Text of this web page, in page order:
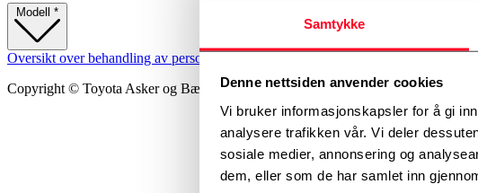
Samtykke
Denne nettsiden anvender cookies
Vi bruker informasjonskapsler for å gi
analysere trafikken vår. Vi deler
sosiale medier, annonsering og
dem, eller som de har samlet inn
Modell *
Oversikt over behandling av personopplysninger
Copyright © Toyota Asker og Bærum